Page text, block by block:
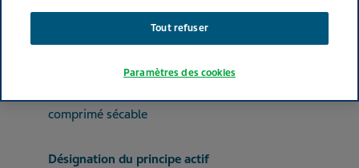
comprimé sécable
Désignation du principe actif
Tout refuser
Paramètres des cookies